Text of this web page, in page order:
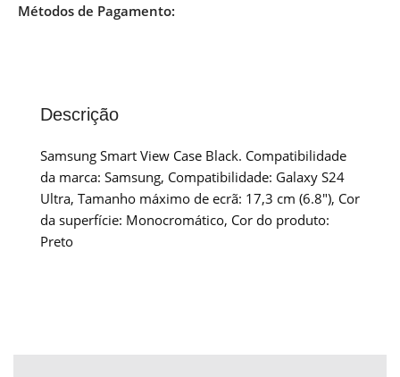
Métodos de Pagamento:
Descrição
Samsung Smart View Case Black. Compatibilidade
da marca: Samsung, Compatibilidade: Galaxy S24
Ultra, Tamanho máximo de ecrã: 17,3 cm (6.8″), Cor
da superfície: Monocromático, Cor do produto:
Preto